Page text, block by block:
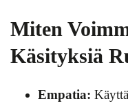
Miten
Käsityksiä
Empatia: